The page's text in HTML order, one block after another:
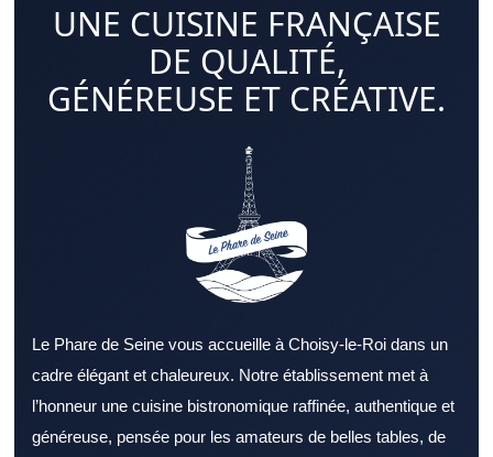
UNE CUISINE FRANÇAISE
DE QUALITÉ,
GÉNÉREUSE ET CRÉATIVE.
Le Phare de Seine vous accueille à Choisy-le-Roi dans un
cadre élégant et chaleureux. Notre établissement met à
l’honneur une cuisine bistronomique raffinée, authentique et
généreuse, pensée pour les amateurs de belles tables, de